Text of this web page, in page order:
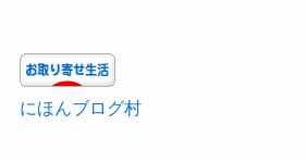
にほんブログ村